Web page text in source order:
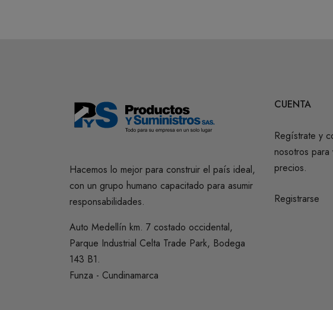
Hacemos lo mejor para construir el país ideal,
con un grupo humano capacitado para asumir
responsabilidades.
Auto Medellín km. 7 costado occidental,
Parque Industrial Celta Trade Park, Bodega
143 B1.
Funza - Cundinamarca
CUENTA
Regístrate y
nosotros para
precios.
Registrarse